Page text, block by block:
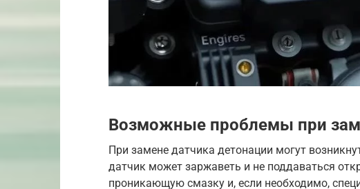
Возможные проблемы при
При замене датчика детонации могут
датчик может заржаветь и не поддаваться
проникающую смазку и, если необходимо,